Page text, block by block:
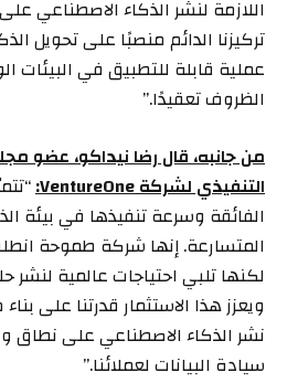
اللازمة لنشر الذكاء الاصطناعي
تركيزنا الدائم منصبًا على تحويل
عملية قابلة للتطبيق في البيئات
الظروف تعقيدًا.”
من جانبه، قال رضا نيداكو، عضو
التنفيذي لشركةVentureOne:
الفائقة وسرعة تنفيذها في بيئة
المتسارعة. إنها شركة طموحة
لكنها تلبي احتياجات عالمية لنشر
ويعزز هذا الاستثمار قدرتنا على
نشر الذكاء الاصطناعي على نطاق
سيادة البيانات لعملائنا.”